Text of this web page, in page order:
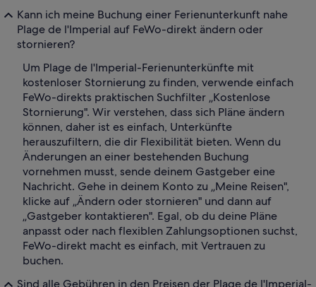
Kann ich meine Buchung einer Ferienunterkunft nahe
Plage de l'Imperial auf FeWo-direkt ändern oder
stornieren?
Um Plage de l'Imperial-Ferienunterkünfte mit
kostenloser Stornierung zu finden, verwende einfach
FeWo-direkts praktischen Suchfilter „Kostenlose
Stornierung". Wir verstehen, dass sich Pläne ändern
können, daher ist es einfach, Unterkünfte
herauszufiltern, die dir Flexibilität bieten. Wenn du
Änderungen an einer bestehenden Buchung
vornehmen musst, sende deinem Gastgeber eine
Nachricht. Gehe in deinem Konto zu „Meine Reisen",
klicke auf „Ändern oder stornieren" und dann auf
„Gastgeber kontaktieren". Egal, ob du deine Pläne
anpasst oder nach flexiblen Zahlungsoptionen suchst,
FeWo-direkt macht es einfach, mit Vertrauen zu
buchen.